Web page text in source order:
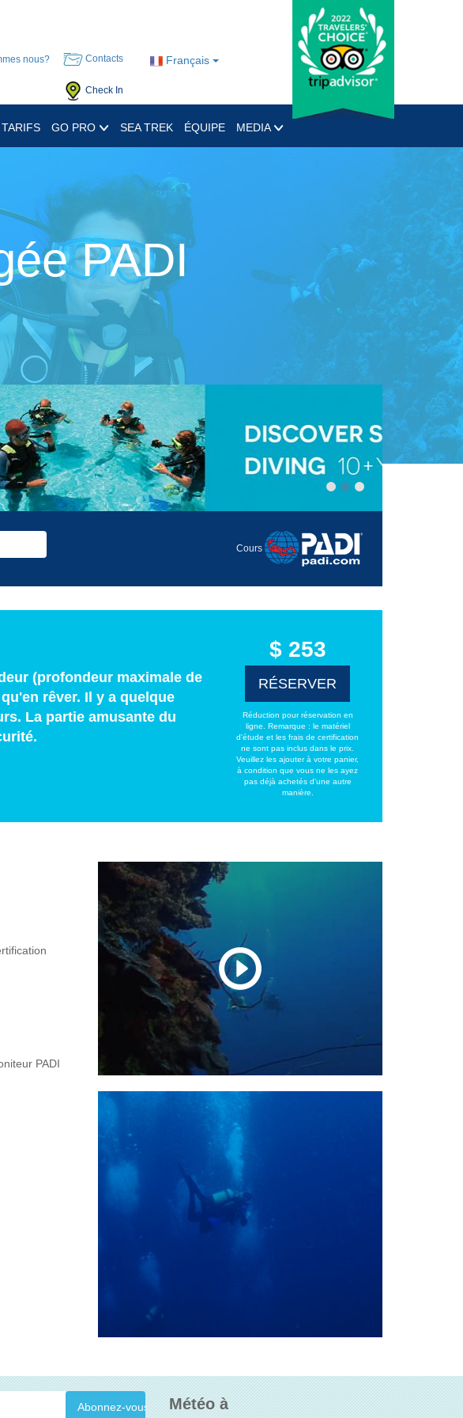
Français
nous? Contacts
Check In
TARIFS GO PRO SEA TREK ÉQUIPE MEDIA
PADI
Cours
(profondeur maximale de
rêver. Il y a quelque
La partie amusante du
$ 253
RÉSERVER
Réduction pour réservation en
ligne. Remarque : le matériel
d'étude et les frais de certification
ne sont pas inclus dans le prix.
Veuillez les ajouter à votre panier,
à condition que vous ne les ayez
pas déjà achetés d'une autre
manière.
PADI
Météo à